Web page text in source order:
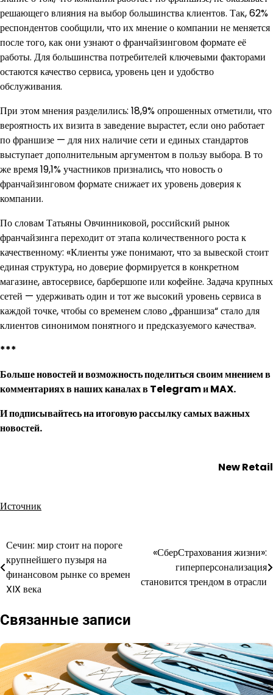
решающего влияния на выбор большинства клиентов. Так, 62%
респондентов сообщили, что их мнение о компании не меняется
после того, как они узнают о франчайзинговом формате её
работы. Для большинства потребителей ключевыми факторами
остаются качество сервиса, уровень цен и удобство
обслуживания.
При этом мнения разделились: 18,9% опрошенных отметили, что
вероятность их визита в заведение вырастет, если оно работает
по франшизе — для них наличие сети и единых стандартов
выступает дополнительным аргументом в пользу выбора. В то
же время 19,1% участников признались, что новость о
франчайзинговом формате снижает их уровень доверия к
компании.
По словам Татьяны Овчинниковой, российский рынок
франчайзинга переходит от этапа количественного роста к
качественному: «Клиенты уже понимают, что за вывеской стоит
единая структура, но доверие формируется в конкретном
магазине, автосервисе, барбершопе или кофейне. Задача крупных
сетей — удерживать один и тот же высокий уровень сервиса в
каждой точке, чтобы со временем слово „франшиза“ стало для
клиентов синонимом понятного и предсказуемого качества».
***
Больше новостей и возможность поделиться своим мнением в
комментариях в наших каналах вTelegramиMAX.
Иподписывайтесьна итоговую рассылку самых важных
новостей.
New Retail
Источник
Навигация
по
записям
Сечин: мир стоит на пороге
крупнейшего пузыря на
финансовом рынке со времен
XIX века
«СберСтрахования жизни»:
гиперперсонализация
становится трендом в отрасли
Связанные записи